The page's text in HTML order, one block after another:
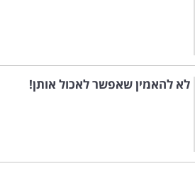
לא להאמין שאפשר לאכול אותן!